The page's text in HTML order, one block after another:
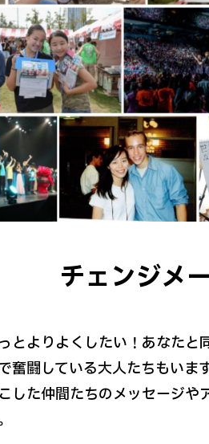
チェンジメ
とよりよくしたい！あなた
奮闘している大人たちもいます
した仲間たちのメッセージ